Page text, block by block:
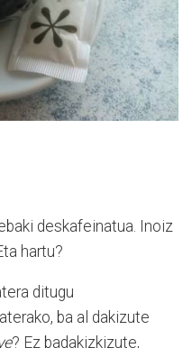
deskafeinatua. Inoiz
hartu?
ditugu
ba al dakizute
? Ez badakizkizute,